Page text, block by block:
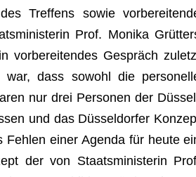
Tref­fens sowie
Prof. Monika
vor­be­rei­ten­des Gespräch
war, dass sowohl die
nur drei Per­so­nen der
und das Düs­sel­dor­fer
einer Agenda für heute
der von Staats­mi­nis­te­rin